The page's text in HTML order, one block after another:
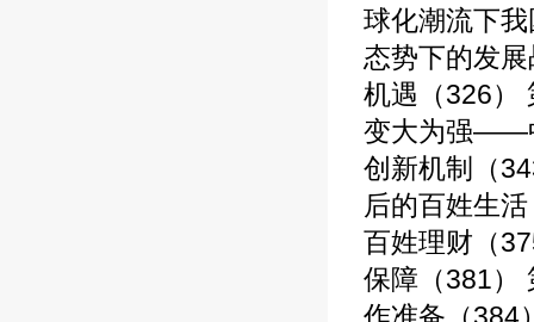
球化潮流下
态势下的发
机遇（326）
变大为强——
创新机制（
后的百姓生
百姓理财（
保障（381）